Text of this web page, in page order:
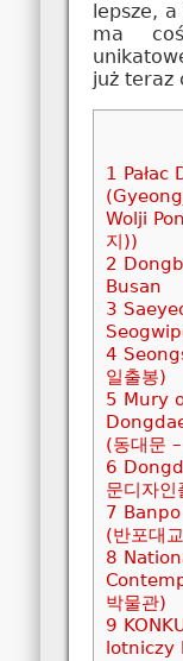
lepsze,
ma
już teraz
1
Wolji
지))
2
Busan
3
4
일출봉)
5 Mury
(동대문
6
문디자
7
(반포대
8
박물관)
9
lotniczy